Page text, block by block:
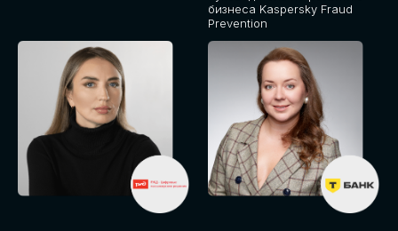
бизнеса Kaspersky Fraud
Prevention